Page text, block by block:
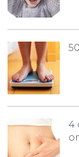
4